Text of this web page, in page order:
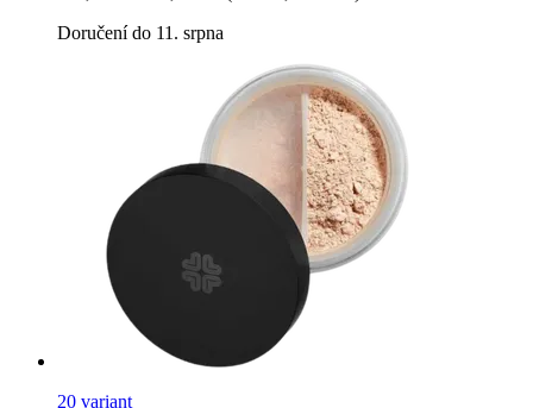
Doručení do 11. srpna
20 variant